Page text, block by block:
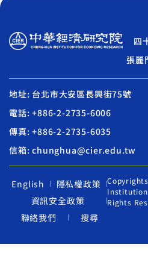
四
張麗
地址: 台北市大安區長興街75號
電話: +886-2-2735-6006
傳真: +886-2-2735-6035
信箱: chunghua@cier.edu.tw
English
隱私權政策
資訊安全政策
聯絡我們
搜尋
Institution
Rights